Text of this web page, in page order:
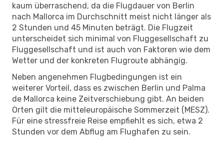
kaum überraschend, da die Flugdauer von Berlin
nach Mallorca im Durchschnitt meist nicht länger als
2 Stunden und 45 Minuten beträgt. Die Flugzeit
unterscheidet sich minimal von Fluggesellschaft zu
Fluggesellschaft und ist auch von Faktoren wie dem
Wetter und der konkreten Flugroute abhängig.
Neben angenehmen Flugbedingungen ist ein
weiterer Vorteil, dass es zwischen Berlin und Palma
de Mallorca keine Zeitverschiebung gibt. An beiden
Orten gilt die mitteleuropäische Sommerzeit (MESZ).
Für eine stressfreie Reise empfiehlt es sich, etwa 2
Stunden vor dem Abflug am Flughafen zu sein.